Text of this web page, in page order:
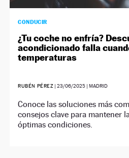
CONDUCIR
¿Tu coche no enfría?
acondicionado falla
temperaturas
RUBÉN PÉREZ |23/06/2025 | MADRID
Conoce las soluciones más
consejos clave para mantener
óptimas condiciones.